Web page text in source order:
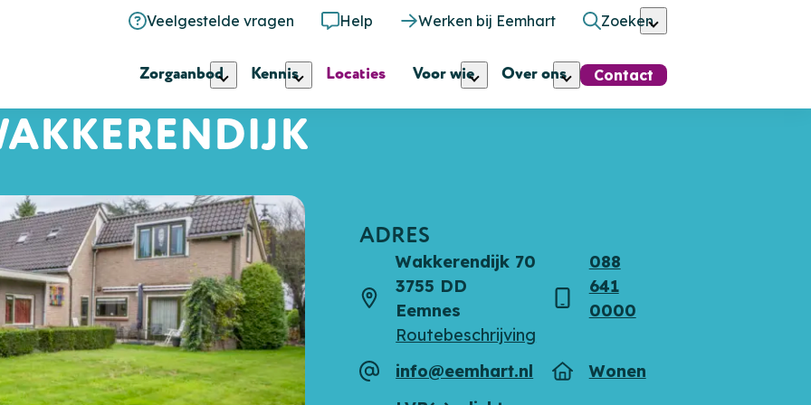
Veelgestelde vragen Help Werken bij Eemhart Zoeken
Zorgaanbod Kennis Locaties Voor wie Over ons Contact
ADRES
Adres
Wakkerendijk 70
3755 DD
Eemnes
Routebeschrijving
Telefoon
088
641
0000
E-
info@eemhart.nl
Type
Wonen